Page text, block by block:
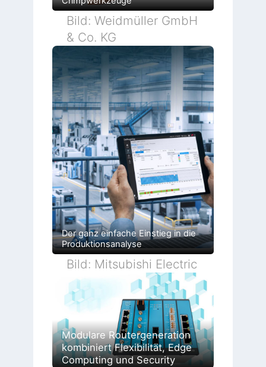
Bild: Weidmüller GmbH
& Co. KG
Der ganz einfache Einstieg in die
Produktionsanalyse
Bild: Mitsubishi Electric
Modulare Routergeneration
kombiniert Flexibilität, Edge
Computing und Security